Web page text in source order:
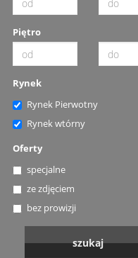
Piętro
Rynek
Rynek Pierwotny
Rynek wtórny
Oferty
specjalne
ze zdjęciem
bez prowizji